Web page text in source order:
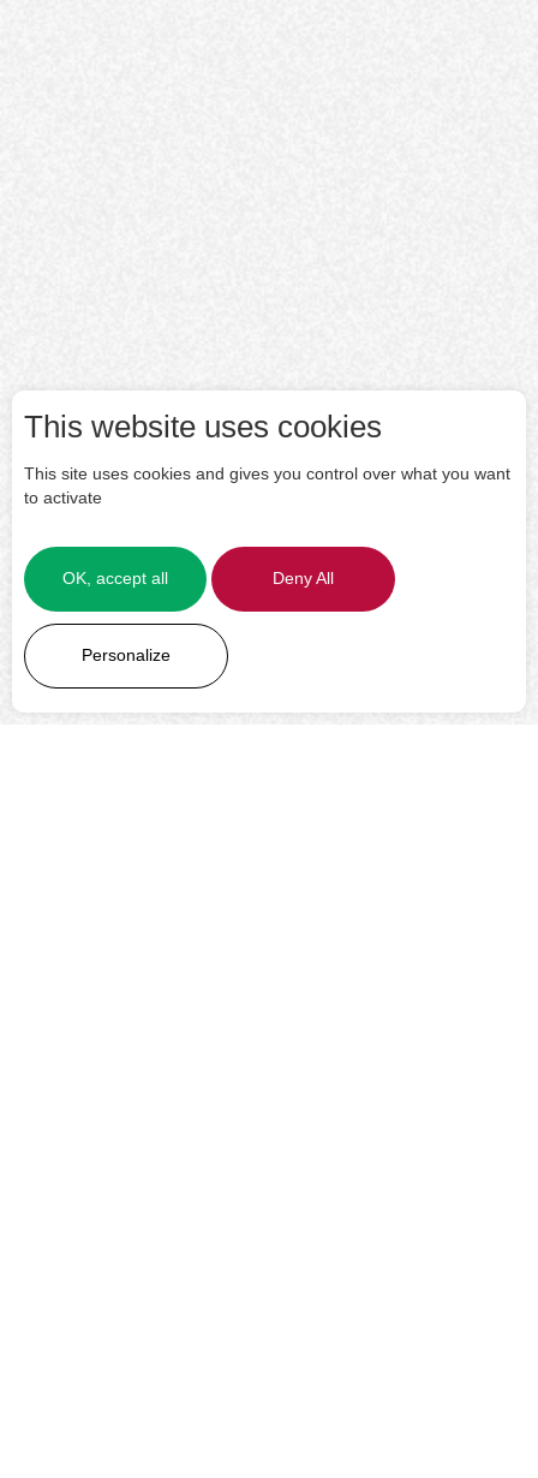
This website uses cookies
This site uses cookies and gives you control over what you want
to activate
OK, accept all Deny All
Personalize